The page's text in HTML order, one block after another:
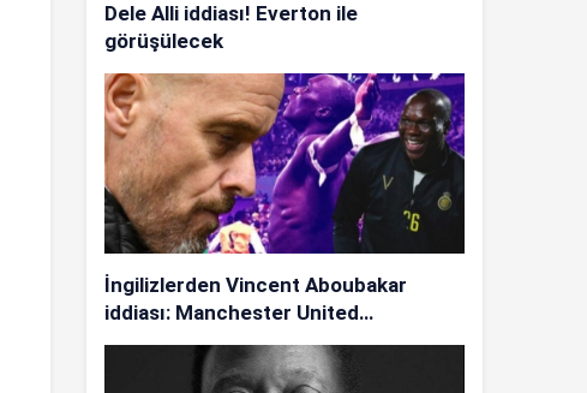
Dele Alli iddiası! Everton ile
görüşülecek
İngilizlerden Vincent Aboubakar
iddiası: Manchester United…